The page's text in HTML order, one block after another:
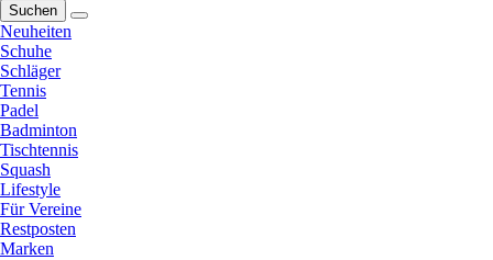
Suchen
Neuheiten
Schuhe
Schläger
Tennis
Padel
Badminton
Tischtennis
Squash
Lifestyle
Für Vereine
Restposten
Marken